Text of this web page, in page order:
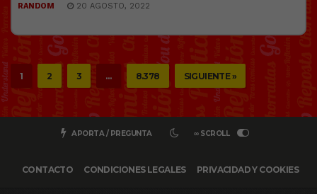
RANDOM 20 AGOSTO, 2022
1 2 3 … 8.378 SIGUIENTE »
APORTA / PREGUNTA ∞ SCROLL
CONTACTO CONDICIONES LEGALES PRIVACIDAD Y COOKIES